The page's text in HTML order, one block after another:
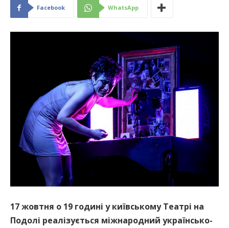
Facebook WhatsApp
17 жовтня о 19 годині у київському Театрі на
Подолі реалізується міжнародний українсько-